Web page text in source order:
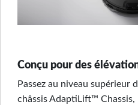
Conçu pour des
Passez au niveau supérieur
châssis AdaptiLift™